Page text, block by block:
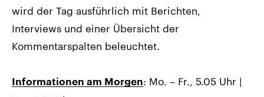
wird der Tag ausführlich mit Berichten,
Interviews und einer Übersicht der
Kommentarspalten beleuchtet.
Informationen am Morgen: Mo. – Fr., 5.05 Uhr |